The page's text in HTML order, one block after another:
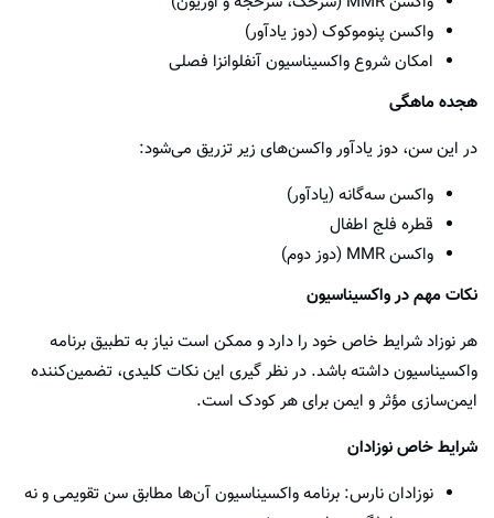
واکسن پنوموکوک (دوز یادآور)
امکان شروع واکسیناسیون آنفلوانزا فصلی
هجده ماهگی
در این سن، دوز یادآور واکسن‌های زیر تزریق می‌شود:
واکسن سه‌گانه (یادآور)
قطره فلج اطفال
واکسن MMR (دوز دوم)
نکات مهم در واکسیناسیون
هر نوزاد شرایط خاص خود را دارد و ممکن است نیاز به تطبیق برنامه
واکسیناسیون داشته باشد. در نظر گیری این نکات کلیدی، تضمین‌کننده
ایمن‌سازی مؤثر و ایمن برای هر کودک است.
شرایط خاص نوزادان
نوزادان نارس: برنامه واکسیناسیون آن‌ها مطابق سن تقویمی و نه